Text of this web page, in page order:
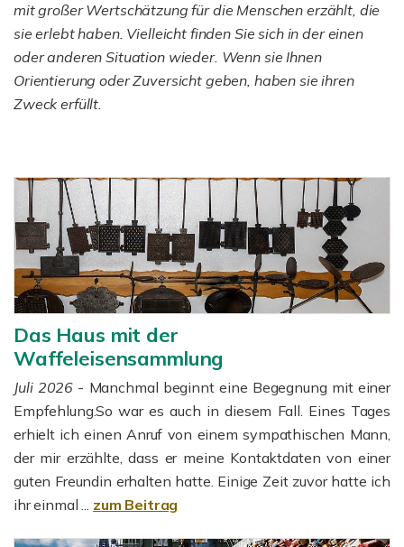
mit großer Wertschätzung für die Menschen erzählt, die
sie erlebt haben. Vielleicht finden Sie sich in der einen
oder anderen Situation wieder. Wenn sie Ihnen
Orientierung oder Zuversicht geben, haben sie ihren
Zweck erfüllt.
Das Haus mit der
Waffeleisensammlung
Juli 2026 - Manchmal beginnt eine Begegnung mit einer
Empfehlung.So war es auch in diesem Fall. Eines Tages
erhielt ich einen Anruf von einem sympathischen Mann,
der mir erzählte, dass er meine Kontaktdaten von einer
guten Freundin erhalten hatte. Einige Zeit zuvor hatte ich
ihr einmal ... zum Beitrag